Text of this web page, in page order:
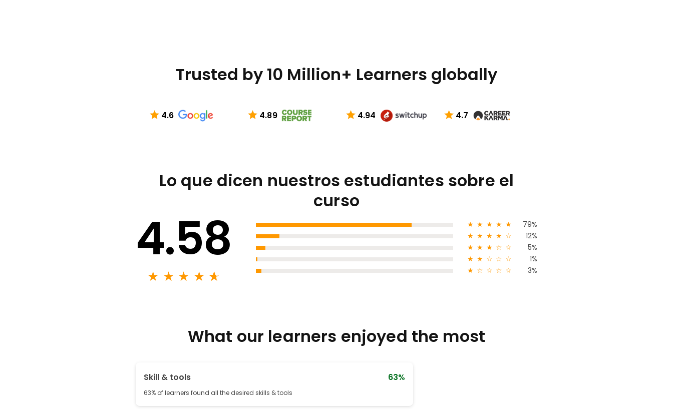
Trusted by 10 Million+ Learners globally
4.6 4.89 4.94 4.7
Lo que dicen nuestros estudiantes sobre el
curso
4.58
★ ★ ★ ★ ★
☆
★ ★ ★ ★ ★
79%
★ ★ ★ ★ ☆
12%
★ ★ ★ ☆ ☆
5%
★ ★ ☆ ☆ ☆
1%
★ ☆ ☆ ☆ ☆ 3%
What our learners enjoyed the most
Skill & tools 63%
63% of learners found all the desired skills & tools